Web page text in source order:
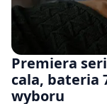
Premiera
cala, bateria
wyboru